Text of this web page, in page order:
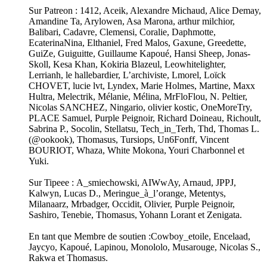
Sur Patreon : 1412, Aceik, Alexandre Michaud, Alice Demay,
Amandine Ta, Arylowen, Asa Marona, arthur milchior,
Balibari, Cadavre, Clemensi, Coralie, Daphmotte,
EcaterinaNina, Elthaniel, Fred Malos, Gaxune, Greedette,
GuiZe, Guiguitte, Guillaume Kapoué, Hansi Sheep, Jonas-
Skoll, Kesa Khan, Kokiria Blazeul, Leowhitelighter,
Lerrianh, le hallebardier, L’archiviste, Lmorel, Loïck
CHOVET, lucie lvt, Lyndex, Marie Holmes, Martine, Maxx
Hultra, Melectrik, Mélanie, Mélina, MrFloFlou, N. Peltier,
Nicolas SANCHEZ, Ningario, olivier kostic, OneMoreTry,
PLACE Samuel, Purple Peignoir, Richard Doineau, Richoult,
Sabrina P., Socolin, Stellatsu, Tech_in_Terh, Thd, Thomas L.
(@ookook), Thomasus, Tursiops, Un6Fonff, Vincent
BOURIOT, Whaza, White Mokona, Youri Charbonnel et
Yuki.
Sur Tipeee : A_smiechowski, AIWwAy, Arnaud, JPPJ,
Kalwyn, Lucas D., Meringue_à_l’orange, Metentys,
Milanaarz, Mrbadger, Occidit, Olivier, Purple Peignoir,
Sashiro, Tenebie, Thomasus, Yohann Lorant et Zenigata.
En tant que Membre de soutien :Cowboy_etoile, Encelaad,
Jaycyo, Kapoué, Lapinou, Monololo, Musarouge, Nicolas S.,
Rakwa et Thomasus.